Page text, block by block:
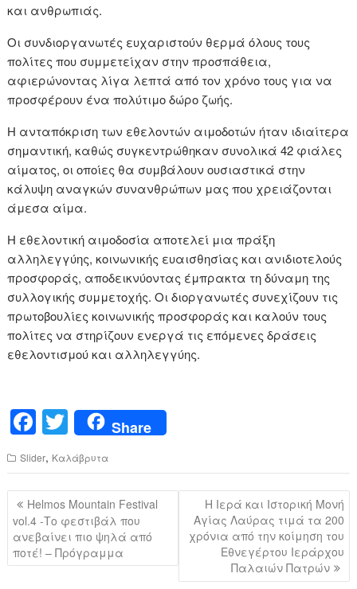
και ανθρωπιάς.
Οι συνδιοργανωτές ευχαριστούν θερμά όλους τους
πολίτες που συμμετείχαν στην προσπάθεια,
αφιερώνοντας λίγα λεπτά από τον χρόνο τους για να
προσφέρουν ένα πολύτιμο δώρο ζωής.
Η ανταπόκριση των εθελοντών αιμοδοτών ήταν ιδιαίτερα
σημαντική, καθώς συγκεντρώθηκαν συνολικά 42 φιάλες
αίματος, οι οποίες θα συμβάλουν ουσιαστικά στην
κάλυψη αναγκών συνανθρώπων μας που χρειάζονται
άμεσα αίμα.
Η εθελοντική αιμοδοσία αποτελεί μια πράξη
αλληλεγγύης, κοινωνικής ευαισθησίας και ανιδιοτελούς
προσφοράς, αποδεικνύοντας έμπρακτα τη δύναμη της
συλλογικής συμμετοχής. Οι διοργανωτές συνεχίζουν τις
πρωτοβουλίες κοινωνικής προσφοράς και καλούν τους
πολίτες να στηρίζουν ενεργά τις επόμενες δράσεις
εθελοντισμού και αλληλεγγύης.
F
a
c
e
b
o
o
T
wi
tt
er
Share
Slider, Καλάβρυτα
Πλοήγηση
άρθρων
Helmos Mountain Festival
vol.4 -Το φεστιβάλ που
ανεβαίνει πιο ψηλά από
ποτέ! – Πρόγραμμα
Η Ιερά και Ιστορική Μονή
Αγίας Λαύρας τιμά τα 200
χρόνια από την κοίμηση του
Εθνεγέρτου Ιεράρχου
Παλαιών Πατρών